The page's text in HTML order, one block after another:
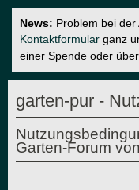
News: Problem bei
Kontaktformular ganz
einer Spende oder
garten-pur -
Garten-Forum